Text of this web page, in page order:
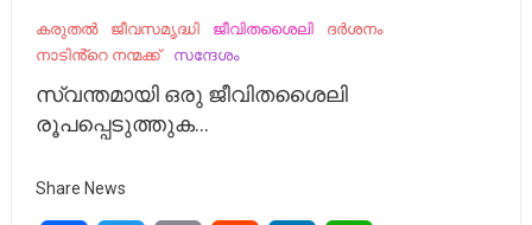
കരുതൽ ജീവസമൃദ്ധി ജീവിതശൈലി
ദർശനം
നാടിൻ്റെ നന്മക്ക്
സന്ദേശം
സ്വന്തമായി ഒരു ജീവിതശൈലി
രൂപപ്പെടുത്തുക…
Share News